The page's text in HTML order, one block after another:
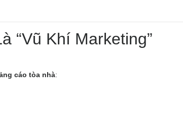
“Vũ Khí Marketing”
cáo tòa nhà: